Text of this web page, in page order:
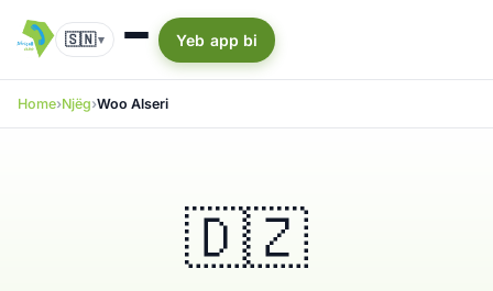
🇸🇳▾ Yeb app bi
Home Njëg Woo Alseri
🇩🇿